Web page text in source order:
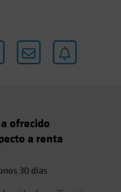
ofrecido
a renta
30 días